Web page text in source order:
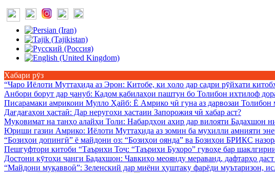
Хабари рӯз
“Чаро Иёлоти Муттаҳида аз Эрон: Китобе, ки ҳоло дар садри рӯйхати
Анбори борут дар ҷануб: Кадом қабилаҳои паштун бо Толибон ихтилоф
Писарамаки амрикоии Мулло Ҳайб: Ё Амрико чӣ гуна аз дарвозаи Толибон
Дағдағаҳои ҳастаӣ: Дар неругоҳи ҳастаии Запорожия чӣ хабар аст?
Муқовимат на танҳо алайҳи Толи: Набардҳои ахир дар вилояти Бадахшон
Юриши газии Амрико: Иёлоти Муттаҳида аз зомин ба мухилли амнияти
“Бозиҳои допингӣ” ё майдони оз: “Бозиҳои оянда” ва Бозиҳои БРИКС
Пешгуфтори китоби “Таърихи Тоҷ: “Таърихи Бухоро” гувоҳе бар
Достони кӯтоҳи ҷанги Бадахшон: Чавкиҳо меоянду мераванд, дафтарҳо
“Майдони муқаввоӣ”: Зеленский дар миёни ҳуштаку фарёди муътаризон,